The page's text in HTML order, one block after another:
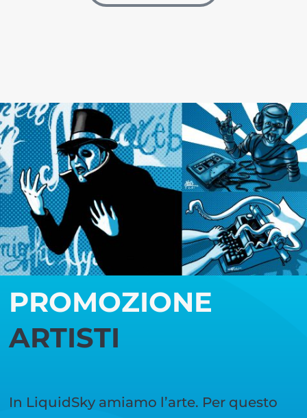
PROMOZIONE
ARTISTI
In LiquidSky amiamo l’arte. Per questo